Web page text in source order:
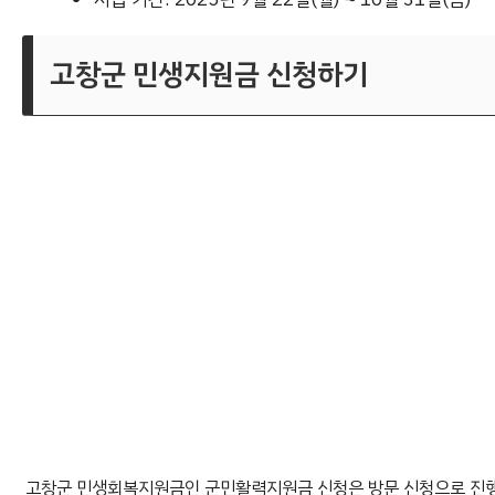
고창군 민생지원금 신청하기
고창군 민생회복지원금인 군민활력지원금 신청은 방문 신청으로 진